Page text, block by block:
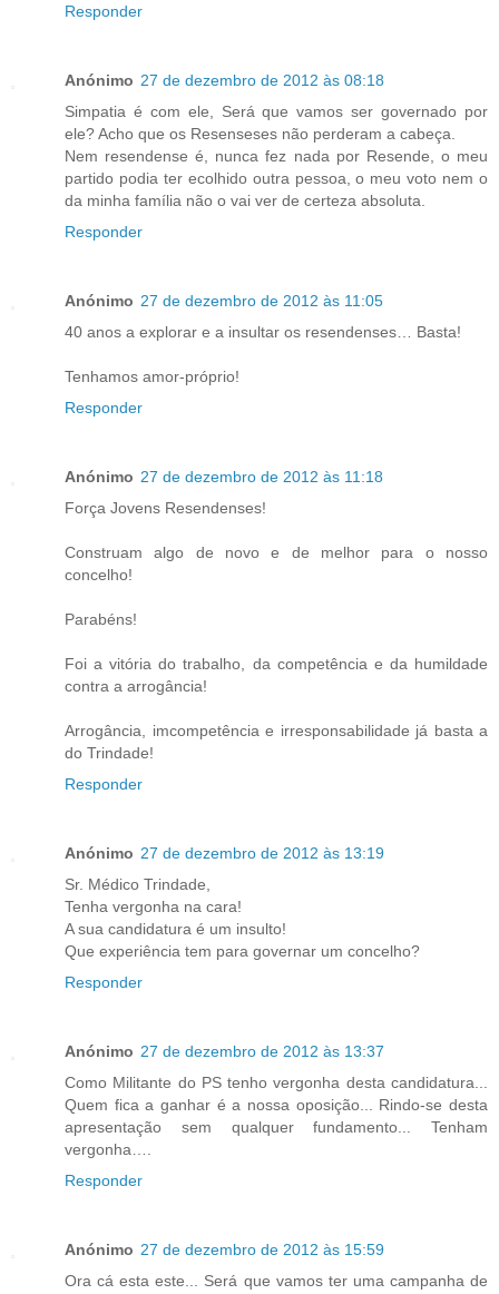
Responder
Anónimo 27 de dezembro de 2012 às 08:18
Simpatia é com ele, Será que vamos ser governado por
ele? Acho que os Resenseses não perderam a cabeça.
Nem resendense é, nunca fez nada por Resende, o meu
partido podia ter ecolhido outra pessoa, o meu voto nem o
da minha família não o vai ver de certeza absoluta.
Responder
Anónimo 27 de dezembro de 2012 às 11:05
40 anos a explorar e a insultar os resendenses… Basta!
Tenhamos amor-próprio!
Responder
Anónimo 27 de dezembro de 2012 às 11:18
Força Jovens Resendenses!
Construam algo de novo e de melhor para o nosso
concelho!
Parabéns!
Foi a vitória do trabalho, da competência e da humildade
contra a arrogância!
Arrogância, imcompetência e irresponsabilidade já basta a
do Trindade!
Responder
Anónimo 27 de dezembro de 2012 às 13:19
Sr. Médico Trindade,
Tenha vergonha na cara!
A sua candidatura é um insulto!
Que experiência tem para governar um concelho?
Responder
Anónimo 27 de dezembro de 2012 às 13:37
Como Militante do PS tenho vergonha desta candidatura...
Quem fica a ganhar é a nossa oposição... Rindo-se desta
apresentação sem qualquer fundamento... Tenham
vergonha….
Responder
Anónimo 27 de dezembro de 2012 às 15:59
Ora cá esta este... Será que vamos ter uma campanha de